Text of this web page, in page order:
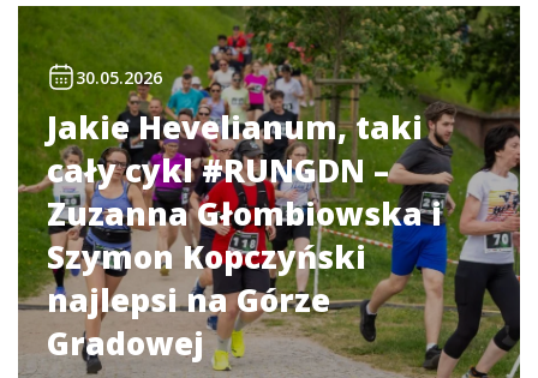
30.05.2026
Jakie Hevelianum, taki
cały cykl #RUNGDN –
Zuzanna Głombiowska i
Szymon Kopczyński
najlepsi na Górze
Gradowej